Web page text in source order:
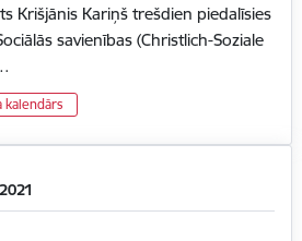
Krišjānis Kariņš trešdien piedalīsies
savienības (Christlich-Soziale